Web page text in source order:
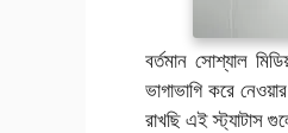
বর্তমান সোশ্যাল
ভাগাভাগি করে
রাখছি এই স্ট্যাটাস